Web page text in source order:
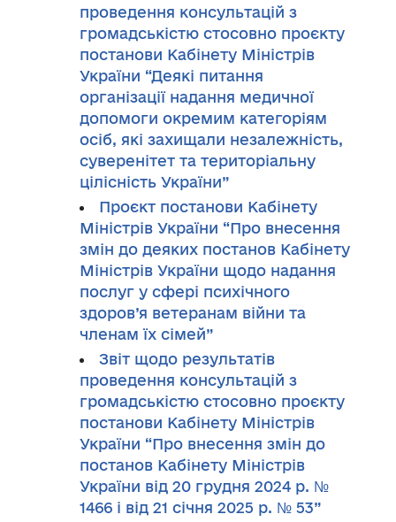
проведення консультацій з
громадськістю стосовно проєкту
постанови Кабінету Міністрів
України “Деякі питання
організації надання медичної
допомоги окремим категоріям
осіб, які захищали незалежність,
суверенітет та територіальну
цілісність України”
Проєкт постанови Кабінету
Міністрів України “Про внесення
змін до деяких постанов Кабінету
Міністрів України щодо надання
послуг у сфері психічного
здоров’я ветеранам війни та
членам їх сімей”
Звіт щодо результатів
проведення консультацій з
громадськістю стосовно проєкту
постанови Кабінету Міністрів
України “Про внесення змін до
постанов Кабінету Міністрів
України від 20 грудня 2024 р. №
1466 і від 21 січня 2025 р. № 53”